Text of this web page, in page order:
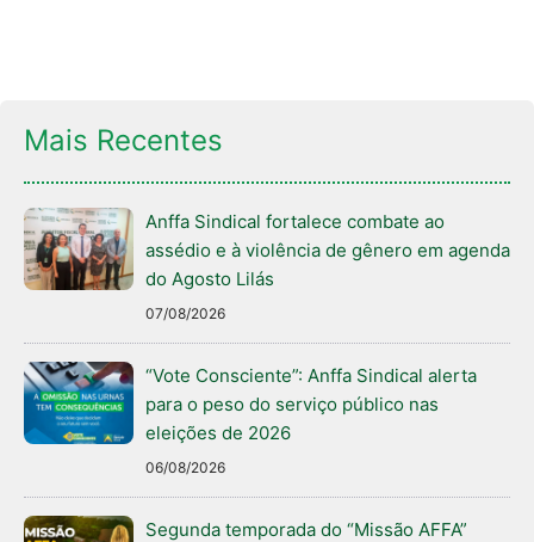
Mais Recentes
Anffa Sindical fortalece combate ao
assédio e à violência de gênero em agenda
do Agosto Lilás
07/08/2026
“Vote Consciente”: Anffa Sindical alerta
para o peso do serviço público nas
eleições de 2026
06/08/2026
Segunda temporada do “Missão AFFA”